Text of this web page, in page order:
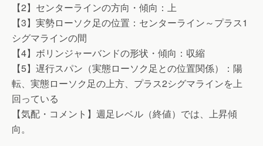
【2】センターラインの方向・傾向：上
【3】実勢ローソク足の位置：センターライン～プラス1
シグマラインの間
【4】ボリンジャーバンドの形状・傾向：収縮
【5】遅行スパン（実態ローソク足との位置関係）：陽
転、実態ローソク足の上方、プラス2シグマラインを上
回っている
【気配・コメント】週足レベル（終値）では、上昇傾
向。